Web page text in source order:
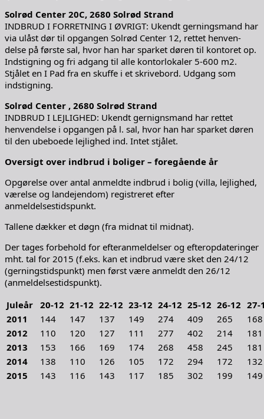
Solrød Center 20C, 2680 Solrød Strand
INDBRUD I FORRETNING I ØVRIGT: Ukendt gerningsmand har
via ulåst dør til opgangen Solrød Center 12, rettet henven-
delse på første sal, hvor han har sparket døren til kontoret op.
Indstigning og fri adgang til alle kontorlokaler 5-600 m2.
Stjålet en I Pad fra en skuffe i et skrivebord. Udgang som
indstigning.
Solrød Center , 2680 Solrød Strand
INDBRUD I LEJLIGHED: Ukendt gernignsmand har rettet
henvendelse i opgangen på l. sal, hvor han har sparket døren
til den ubeboede lejlighed ind. Intet stjålet.
Oversigt over indbrud i boliger – foregående år
Opgørelse over antal anmeldte indbrud i bolig (villa, lejlighed,
værelse og landejendom) registreret efter
anmeldelsestidspunkt.
Tallene dækker et døgn (fra midnat til midnat).
Der tages forbehold for efteranmeldelser og efteropdateringer
mht. tal for 2015 (f.eks. kan et indbrud være sket den 24/12
(gerningstidspunkt) men først være anmeldt den 26/12
(anmeldelsestidspunkt).
Juleår 20-12 21-12 22-12 23-12 24-12 25-12 26-12 27-
2011
144 147 137 149 274 409 265
168
2012
110 120 127 111 277 402 214
181
2013
153 166 169 174 268 458 245
181
2014
138 110 126 105 172 294 172
132
2015
143 116 143 117 185 302 199 149